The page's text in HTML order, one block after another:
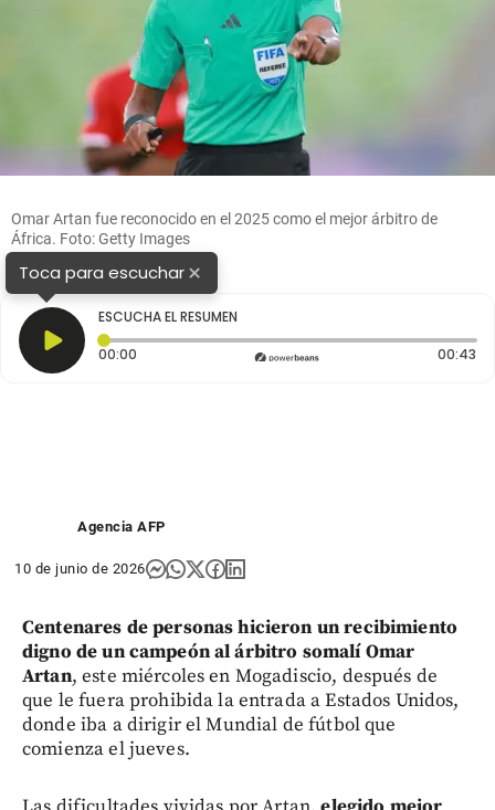
Omar Artan fue reconocido en el 2025 como el mejor árbitro de
África. Foto: Getty Images
Toca para escuchar×
ESCUCHA EL RESUMEN
00:00 Tiempo transcurrido: 0 segundos 00:43
Agencia AFP
10 de junio de 2026
Centenares de personas hicieron un recibimiento
digno de un campeón al árbitro somalí Omar
Artan, este miércoles en Mogadiscio, después de
que le fuera prohibida la entrada a Estados Unidos,
donde iba a dirigir el Mundial de fútbol que
comienza el jueves.